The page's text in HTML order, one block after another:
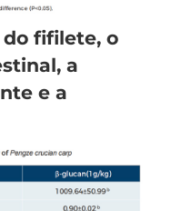
fifilete, o
a
e a